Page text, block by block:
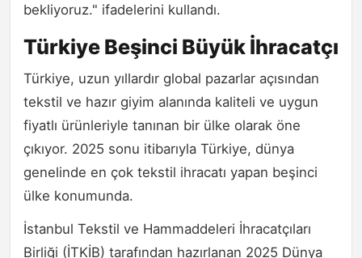
bekliyoruz." ifadelerini kullandı.
Türkiye Beşinci Büyük İhracatçı
Türkiye, uzun yıllardır global pazarlar açısından
tekstil ve hazır giyim alanında kaliteli ve uygun
fiyatlı ürünleriyle tanınan bir ülke olarak öne
çıkıyor. 2025 sonu itibarıyla Türkiye, dünya
genelinde en çok tekstil ihracatı yapan beşinci
ülke konumunda.
İstanbul Tekstil ve Hammaddeleri İhracatçıları
Birliği (İTKİB) tarafından hazırlanan 2025 Dünya